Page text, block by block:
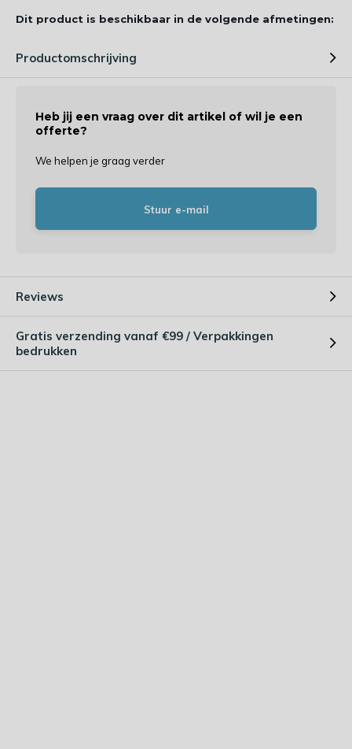
Dit product is beschikbaar in de volgende afmetingen:
Productomschrijving
Heb jij een vraag over dit artikel of wil je een
offerte?
We helpen je graag verder
Stuur e-mail
Reviews
Gratis verzending vanaf €99 / Verpakkingen
bedrukken